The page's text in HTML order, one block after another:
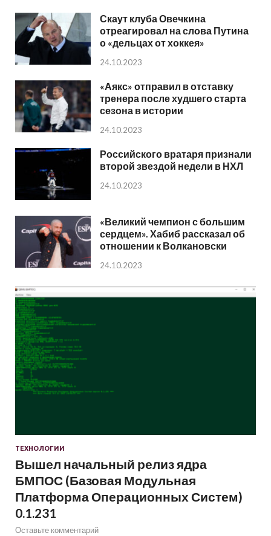
Скаут клуба Овечкина
отреагировал на слова Путина
о «дельцах от хоккея»
24.10.2023
«Аякс» отправил в отставку
тренера после худшего старта
сезона в истории
24.10.2023
Российского вратаря признали
второй звездой недели в НХЛ
24.10.2023
«Великий чемпион с большим
сердцем». Хабиб рассказал об
отношении к Волкановски
24.10.2023
ТЕХНОЛОГИИ
Вышел начальный релиз ядра
БМПОС (Базовая Модульная
Платформа Операционных Систем)
0.1.231
Оставьте комментарий